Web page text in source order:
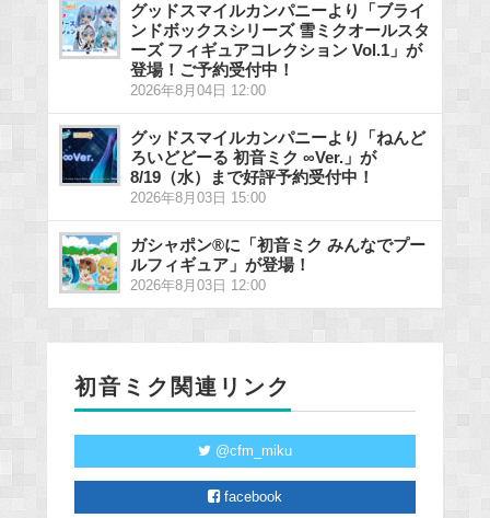
グッドスマイルカンパニーより「ブライ
ンドボックスシリーズ 雪ミクオールスタ
ーズ フィギュアコレクション Vol.1」が
登場！ご予約受付中！
2026年8月04日 12:00
グッドスマイルカンパニーより「ねんど
ろいどどーる 初音ミク ∞Ver.」が
8/19（水）まで好評予約受付中！
2026年8月03日 15:00
ガシャポン®に「初音ミク みんなでプー
ルフィギュア」が登場！
2026年8月03日 12:00
初音ミク関連リンク
@cfm_miku
facebook